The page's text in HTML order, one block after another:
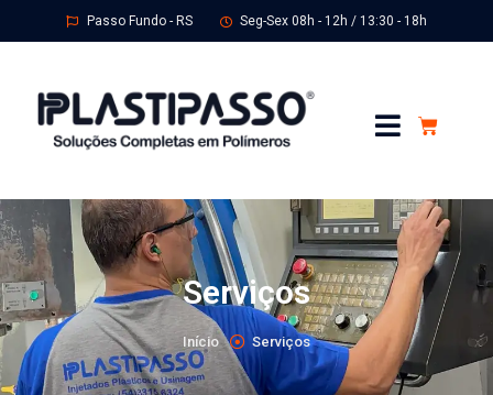
Passo Fundo - RS Seg-Sex 08h - 12h / 13:30 - 18h
Serviços
Início Serviços